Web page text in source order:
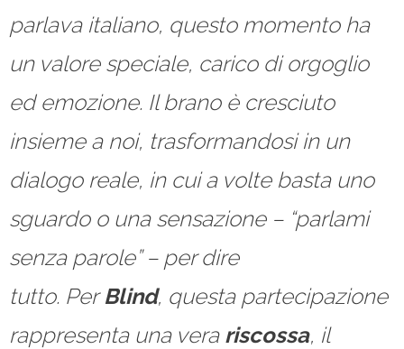
parlava italiano, questo momento ha
un valore speciale, carico di orgoglio
ed emozione. Il brano è cresciuto
insieme a noi, trasformandosi in un
dialogo reale, in cui a volte basta uno
sguardo o una sensazione – “parlami
senza parole” – per dire
tutto. PerBlind, questa partecipazione
rappresenta una vera riscossa, il